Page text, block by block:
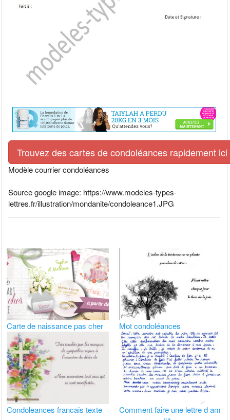
Trouvez des cartes de condoléances rapidement ici
Modèle courrier condoléances
Source google image: https://www.modeles-types-
lettres.fr/illustration/mondanite/condoleance1.JPG
Carte de naissance pas cher Mot condoléances
Condoleances francais texte
Comment faire une lettre d am